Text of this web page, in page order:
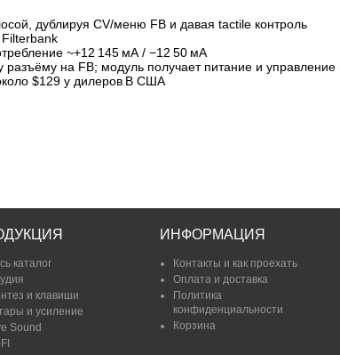
дублируя CV/меню FB и давая tactile контроль
Filterbank
~+12 145 мА / −12 50 мА
разъёму на FB; модуль получает питание и
$129 у дилеров В США
каталог
и клавиши
и усиление
Sound
ИНФОРМАЦИЯ
Контакты и как проехать
Оплата и доставка
Политика
конфиденциальности
Корзина